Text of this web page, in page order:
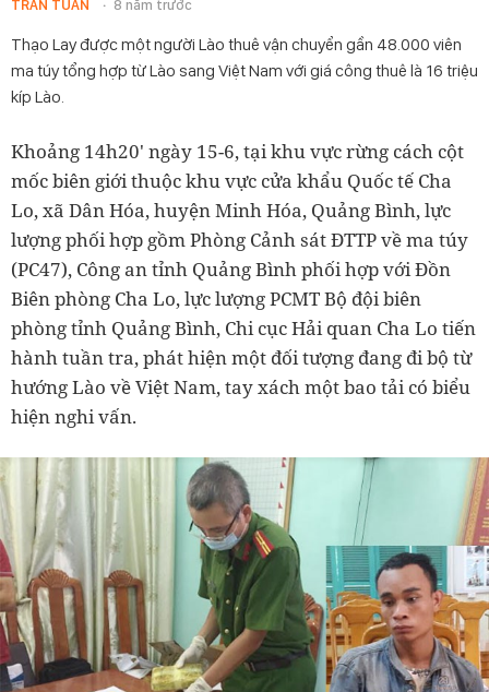
TRẦN TUẤN 8 năm trước
Thạo Lay được một người Lào thuê vận chuyển gần 48.000 viên
ma túy tổng hợp từ Lào sang Việt Nam với giá công thuê là 16 triệu
kíp Lào.
Khoảng 14h20' ngày 15-6, tại khu vực rừng cách cột
mốc biên giới thuộc khu vực cửa khẩu Quốc tế Cha
Lo, xã Dân Hóa, huyện Minh Hóa, Quảng Bình, lực
lượng phối hợp gồm Phòng Cảnh sát ĐTTP về ma túy
(PC47), Công an tỉnh Quảng Bình phối hợp với Đồn
Biên phòng Cha Lo, lực lượng PCMT Bộ đội biên
phòng tỉnh Quảng Bình, Chi cục Hải quan Cha Lo tiến
hành tuần tra, phát hiện một đối tượng đang đi bộ từ
hướng Lào về Việt Nam, tay xách một bao tải có biểu
hiện nghi vấn.